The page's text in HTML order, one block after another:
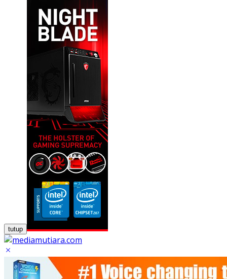
tutup